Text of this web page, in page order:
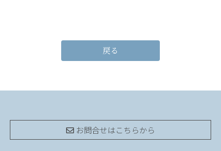
戻る
お問合せはこちらから